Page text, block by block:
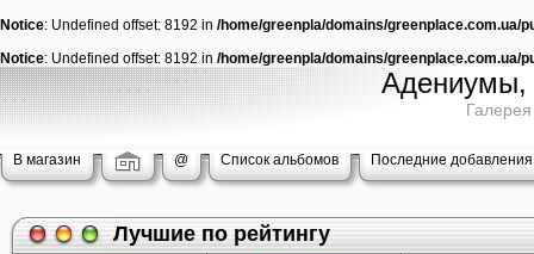
Notice: Undefined offset: 8192 in /home/greenpla/domains/greenplace.com.ua/
Notice: Undefined offset: 8192 in /home/greenpla/domains/greenplace.com.ua/
Адениумы,
В магазин @ Список альбомов Последние добавления
Лучшие по рейтингу